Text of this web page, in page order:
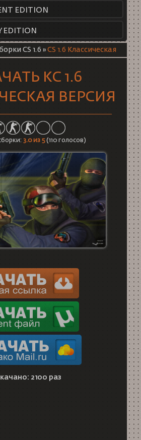
EDITION
EDITION
CS 1.6 » CS 1.6 Классическая
КС 1.6
ВЕРСИЯ
3.0из 5(110голосов)
2100 раз